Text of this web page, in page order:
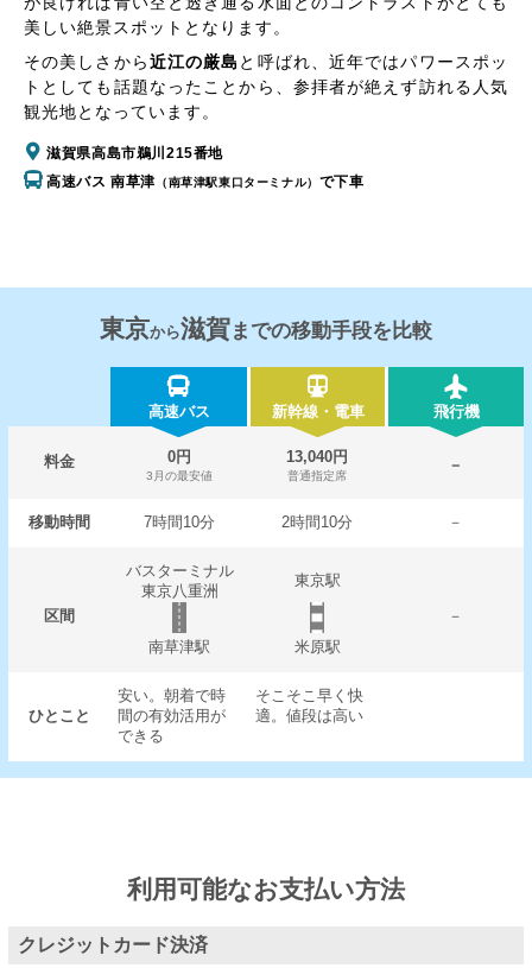
美しい絶景スポットとなります。
その美しさから近江の厳島 と呼ばれ、近年ではパワースポッ
トとしても話題なったことから、参拝者が絶えず訪れる人気
観光地となっています。
滋賀県高島市鵜川215番地
高速バス 南草津 （南草津駅東口ターミナル） で下車
東京から滋賀までの移動手段を比較
高速バス 新幹線・電車 飛行機
料金 0円
3月の最安値
13,040円
普通指定席
－
移動時間 7時間10分 2時間10分 －
区間
バスターミナル
東京八重洲
東京駅
－
南草津駅
米原駅
ひとこと
安い。朝着で時
間の有効活用が
できる
そこそこ早く快
適。値段は高い
利用可能なお支払い方法
クレジットカード決済